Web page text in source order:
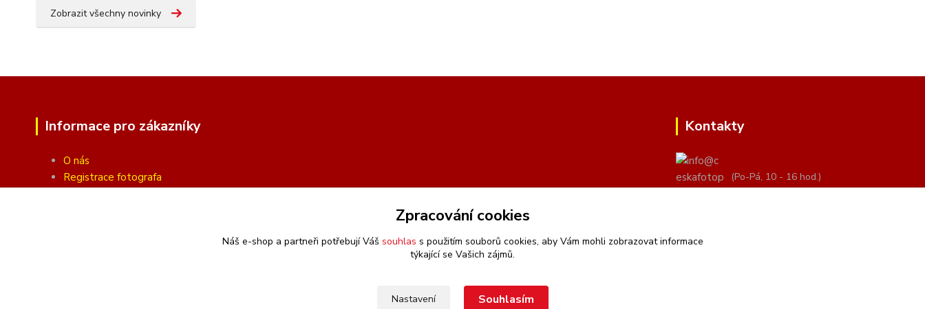
Zobrazit všechny novinky
Informace pro zákazníky
O nás
Registrace fotografa
Kontakty
(Po-Pá, 10 - 16 hod.)
Zpracování cookies
Náš e-shop a partneři potřebují Váš souhlas s použitím souborů cookies, aby Vám mohli zobrazovat informace
týkající se Vašich zájmů.
Nastavení Souhlasím